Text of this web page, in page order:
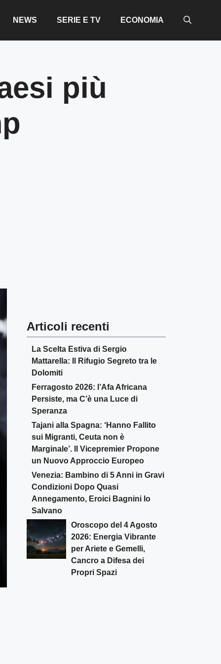
NEWS SERIE E TV ECONOMIA
più
Articoli recenti
La Scelta Estiva di Sergio
Mattarella: Il Rifugio Segreto tra le
Dolomiti
Ferragosto 2026: l’Afa Africana
Persiste, ma C’è una Luce di
Speranza
Tajani alla Spagna: ‘Hanno Fallito
sui Migranti, Ceuta non è
Marginale’. Il Vicepremier Propone
un Nuovo Approccio Europeo
Venezia: Bambino di 5 Anni in Gravi
Condizioni Dopo Quasi
Annegamento, Eroici Bagnini lo
Salvano
Oroscopo del 4 Agosto
2026: Energia Vibrante
per Ariete e Gemelli,
Cancro a Difesa dei
Propri Spazi